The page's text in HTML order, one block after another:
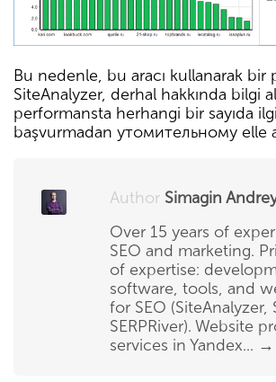
Bu nedenle, bu aracı kullanarak bir
SiteAnalyzer, derhal hakkında bilgi
performansta herhangi bir sayıda
başvurmadan утомительному elle
Author Simagin
Over 15 years of
SEO and marketing.
of expertise:
software, tools, and
for SEO (SiteAnalyzer,
SERPRiver). Website
services in Yandex... →